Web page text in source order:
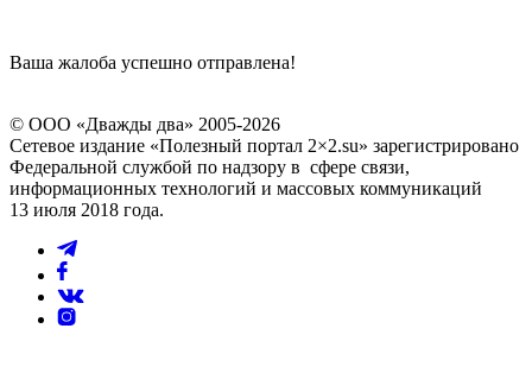
Ваша жалоба успешно отправлена!
© ООО «Дважды два» 2005-2026
Сетевое издание «Полезный портал 2×2.su» зарегистрировано
Федеральной службой по надзору в сфере связи,
информационных технологий и массовых коммуникаций
13 июля 2018 года.